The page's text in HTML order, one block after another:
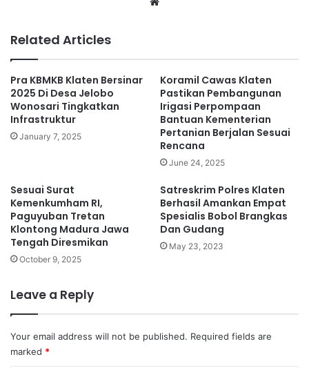
Related Articles
Pra KBMKB Klaten Bersinar
2025 Di Desa Jelobo
Wonosari Tingkatkan
Infrastruktur
January 7, 2025
Koramil Cawas Klaten
Pastikan Pembangunan
Irigasi Perpompaan
Bantuan Kementerian
Pertanian Berjalan Sesuai
Rencana
June 24, 2025
Sesuai Surat
Kemenkumham RI,
Paguyuban Tretan
Klontong Madura Jawa
Tengah Diresmikan
October 9, 2025
Satreskrim Polres Klaten
Berhasil Amankan Empat
Spesialis Bobol Brangkas
Dan Gudang
May 23, 2023
Leave a Reply
Your email address will not be published. Required fields are
marked *